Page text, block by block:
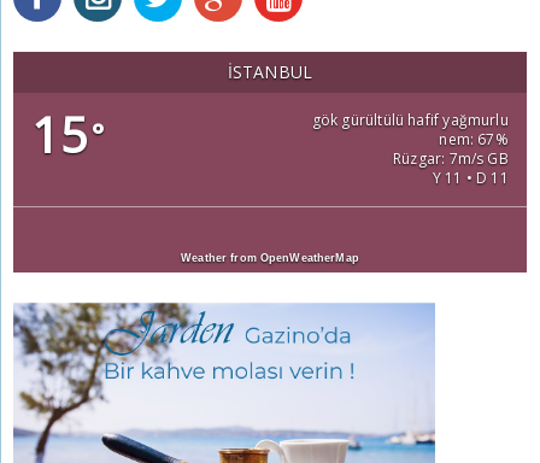
İSTANBUL
15°
gök gürültülü hafif yağmurlu
nem: 67%
Rüzgar: 7m/s GB
Y 11 • D 11
Weather from OpenWeatherMap